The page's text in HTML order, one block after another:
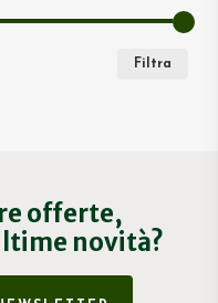
Filtra
offerte,
novità?